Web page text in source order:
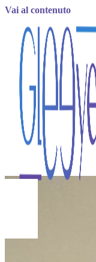
Vai al contenuto